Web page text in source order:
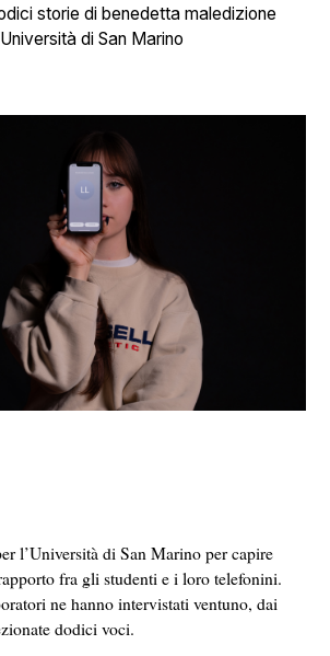
storie di benedetta maledizione
di San Marino
l’Università di San Marino per capire
fra gli studenti e i loro telefonini.
ne hanno intervistati ventuno, dai
dodici voci.